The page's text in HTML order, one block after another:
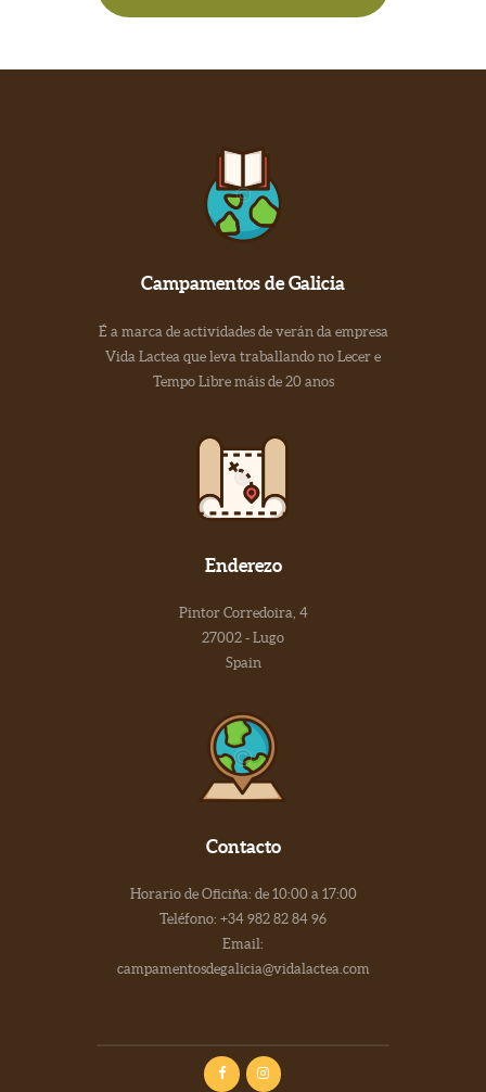
Campamentos de Galicia
É a marca de actividades de verán da empresa
Vida Lactea que leva traballando no Lecer e
Tempo Libre máis de 20 anos
Enderezo
Pintor Corredoira, 4
27002 - Lugo
Spain
Contacto
Horario de Oficiña: de 10:00 a 17:00
Teléfono: +34 982 82 84 96
Email:
campamentosdegalicia@vidalactea.com